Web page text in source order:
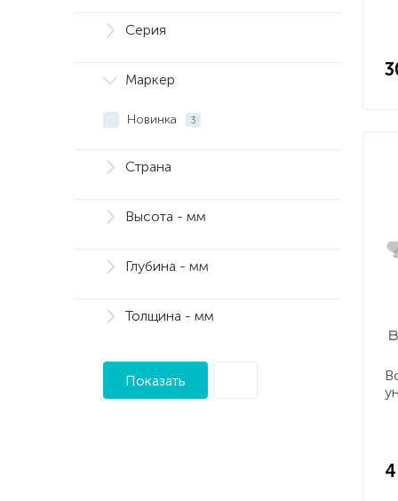
Серия
Маркер
Новинка 3
Страна
Высота - мм
Глубина - мм
Толщина - мм
Показать